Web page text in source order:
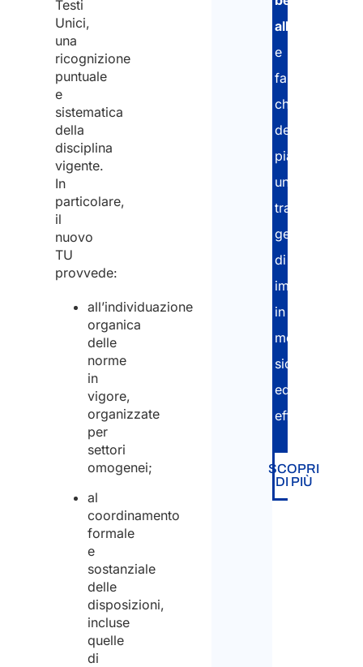
Testi
Unici,
una
ricognizione
puntuale
e
sistematica
della
disciplina
vigente.
In
particolare,
il
nuovo
TU
provvede:
all’individuazione
organica
delle
norme
in
vigore,
organizzate
per
settori
omogenei;
al
coordinamento
formale
e
sostanziale
delle
disposizioni,
incluse
quelle
di
all’estero
e
famiglie
che
desiderano
pianificare
un
trasferimento
generazionale
di
impresa
in
modo
sicuro
ed
efficiente.
SCOPRI
DI PIÙ